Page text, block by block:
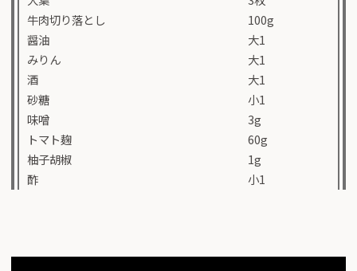
牛肉切り落とし
100g
醤油
大1
みりん
大1
酒
大1
砂糖
小1
味噌
3g
トマト麹
60g
柚子胡椒
1g
酢
小1